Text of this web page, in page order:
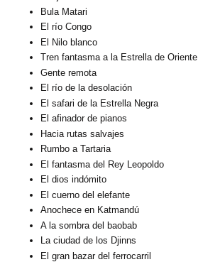
Bula Matari
El río Congo
El Nilo blanco
Tren fantasma a la Estrella de Oriente
Gente remota
El río de la desolación
El safari de la Estrella Negra
El afinador de pianos
Hacia rutas salvajes
Rumbo a Tartaria
El fantasma del Rey Leopoldo
El dios indómito
El cuerno del elefante
Anochece en Katmandú
A la sombra del baobab
La ciudad de los Djinns
El gran bazar del ferrocarril